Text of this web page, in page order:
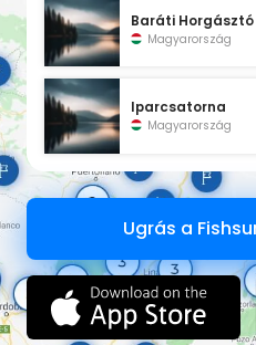
Baráti Horgásztó
Magyarország
Iparcsatorna
Magyarország
Ugrás a